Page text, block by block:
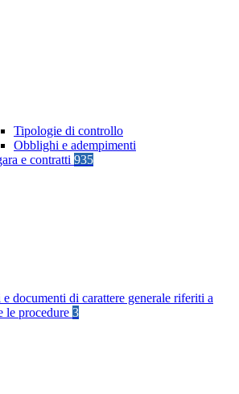
Tipologie di controllo
Obblighi e adempimenti
e contratti 935
documenti di carattere generale riferiti a
le procedure 3